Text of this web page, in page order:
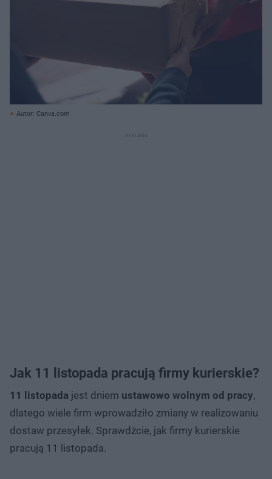
Autor: Canva.com
Jak 11 listopada pracują firmy kurierskie?
11 listopada jest dniem ustawowo wolnym od pracy,
dlatego wiele firm wprowadziło zmiany w realizowaniu
dostaw przesyłek. Sprawdźcie, jak firmy kurierskie
pracują 11 listopada.